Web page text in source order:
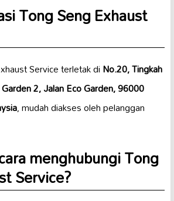
Tong Seng Exhaust
Service terletak diNo.20, Tingkah
2, Jalan Eco Garden, 96000
, mudah diakses oleh pelanggan
menghubungi Tong
Service?